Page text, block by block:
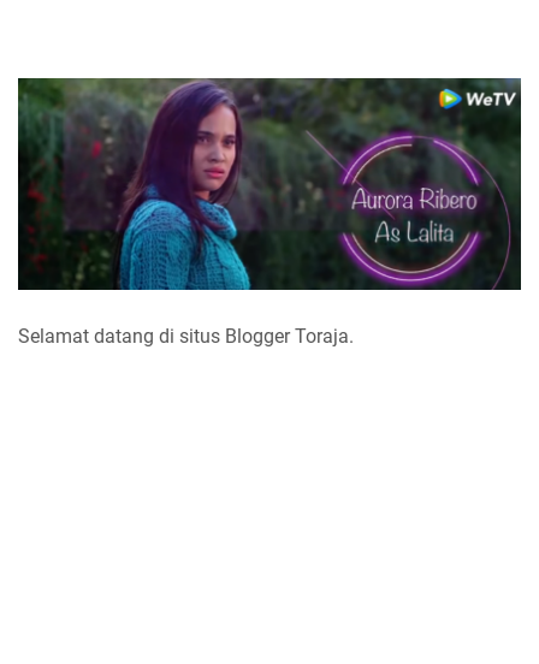
Selamat datang di situs Blogger Toraja.